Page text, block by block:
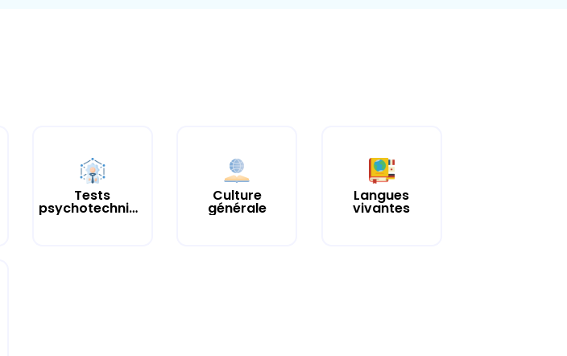
Tests
psychotechniques
Culture
générale
Langues
vivantes